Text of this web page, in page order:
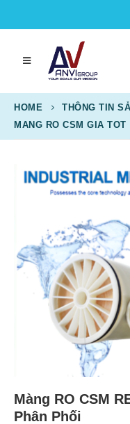
HOME THÔNG TIN
MANG RO CSM GIA TOT
Màng RO CSM
Phân Phối